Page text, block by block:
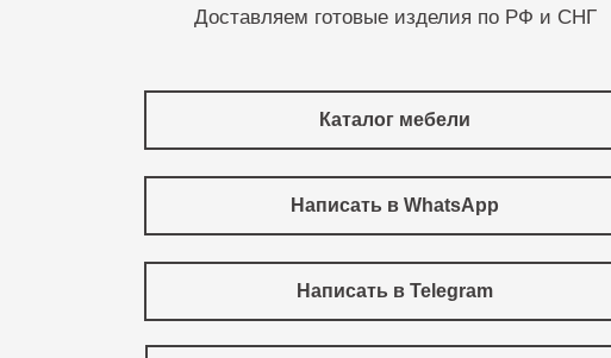
Написать в WhatsApp
Написать в Telegram
Каталог мебели
Доставляем готовые изделия по РФ и СНГ